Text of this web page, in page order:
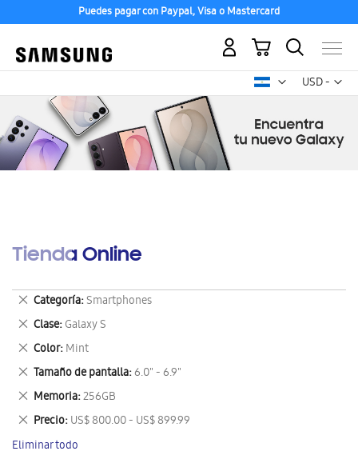
Puedes pagar con Paypal, Visa o Mastercard
USD -
dólar
Mi carrito
Tienda Online
Categoría Smartphones
Eliminar
este
artículo
Clase Galaxy S
Eliminar
este
artículo
Color Mint
Eliminar
este
artículo
Tamaño de pantalla 6.0" - 6.9"
Eliminar
este
artículo
Memoria 256GB
Eliminar
este
artículo
Precio US$ 800.00 - US$ 899.99
Eliminar
este
artículo
Eliminar todo